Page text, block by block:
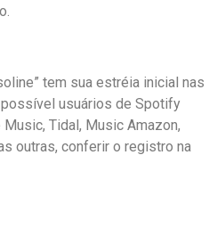
tem sua estréia inicial nas
usuários de Spotify
Tidal, Music Amazon,
outras, conferir o registro na